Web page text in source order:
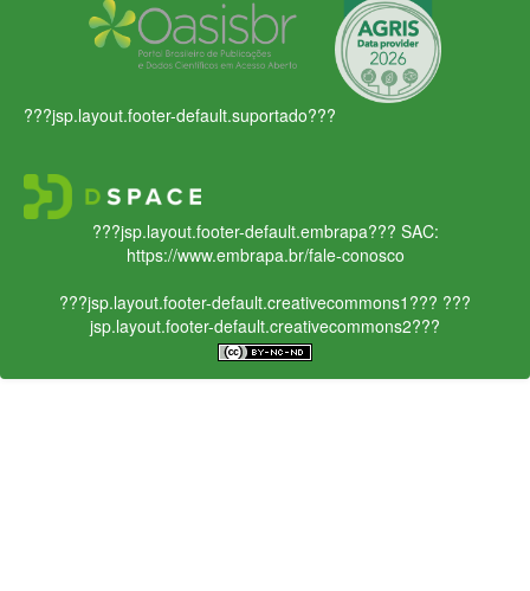
???jsp.layout.footer-default.suportado???
???jsp.layout.footer-default.embrapa??? SAC:
https://www.embrapa.br/fale-conosco
???jsp.layout.footer-default.creativecommons1??? ???
jsp.layout.footer-default.creativecommons2???